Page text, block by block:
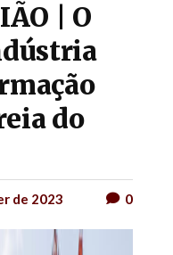
| O
do
de 2023 0